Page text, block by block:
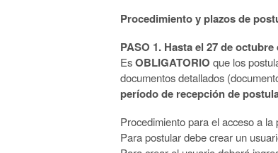
Procedimiento y plazos de
PASO 1. Hasta el 27 de octubre
EsOBLIGATORIO que los
documentosdetallados
período de recepción de
Procedimiento para el acceso a
Para postular debe crear un